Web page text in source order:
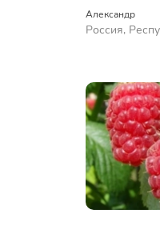
Александр
Россия,